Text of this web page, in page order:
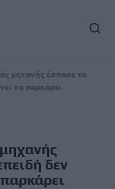
μηχανής έσπασε το
να παρκάρει
δεν